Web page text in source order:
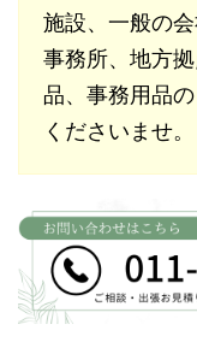
施設、一般の
事務所、地方
品、事務用品
くださいませ。